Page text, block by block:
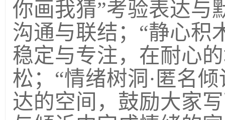
你画我猜”考验表达与
沟通与联结；“静心积
稳定与专注，在耐心
松；“情绪树洞·匿名
达的空间，鼓励大家